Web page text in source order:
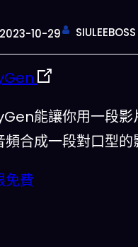
2023-10-29 SIULEEBOSS
能讓你用一段影
頻合成一段對口型的
免費